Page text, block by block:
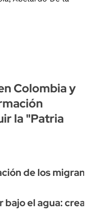
Colombia y
la "Patria
de los
bajo el agua: